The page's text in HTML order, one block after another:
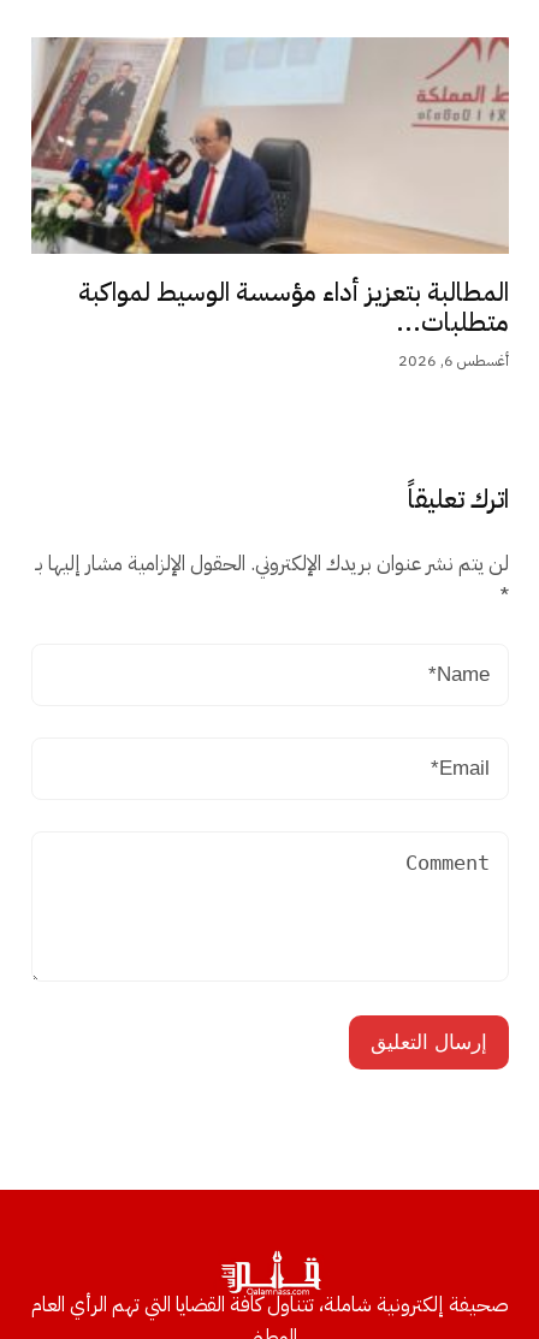
المطالبة بتعزيز أداء مؤسسة الوسيط لمواكبة
متطلبات...
أغسطس 6, 2026
اترك تعليقاً
لن يتم نشر عنوان بريدك الإلكتروني. الحقول الإلزامية مشار إليها بـ
*
صحيفة إلكترونية شاملة، تتناول كافة القضايا التي تهم الرأي العام